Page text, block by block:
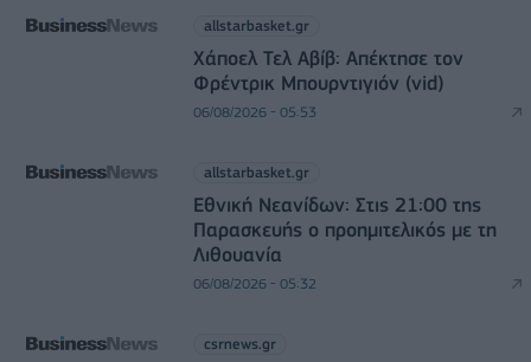
allstarbasket.gr
Χάποελ Τελ Αβίβ: Απέκτησε τον
Φρέντρικ Μπουρντιγιόν (vid)
06/08/2026 - 05:53
allstarbasket.gr
Εθνική Νεανίδων: Στις 21:00 της
Παρασκευής ο προημιτελικός με τη
Λιθουανία
06/08/2026 - 05:32
csrnews.gr